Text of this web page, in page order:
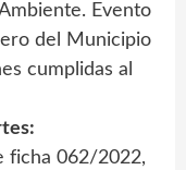
Evento
del Municipio
cumplidas al
ficha 062/2022,